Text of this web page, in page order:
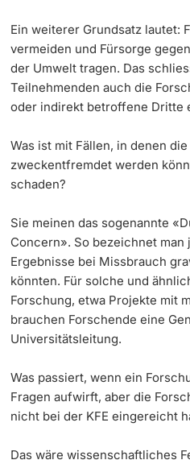
Ein weiterer Grundsatz lautet:
vermeiden und Fürsorge
der Umwelt tragen. Das
Teilnehmenden auch die
oder indirekt betroffene Dritte
Was ist mit Fällen, in denen
zweckentfremdet werden
schaden?
Sie meinen das sogenannte
Concern». So bezeichnet
Ergebnisse bei Missbrauch
könnten. Für solche und
Forschung, etwa Projekte mit
brauchen Forschende eine
Universitätsleitung.
Was passiert, wenn ein
Fragen aufwirft, aber die
nicht bei der KFE eingereicht
Das wäre wissenschaftliches